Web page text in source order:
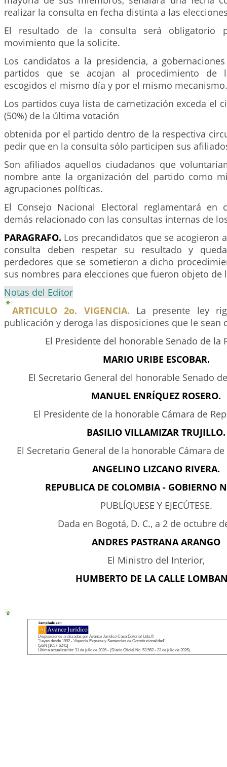
realizar la consulta en fecha distinta a las
El resultado de la consulta será obligatorio
movimiento que la solicite.
Los candidatos a la presidencia, a
partidos que se acojan al procedimiento de
escogidos el mismo día y por el mismo mecanismo.
Los partidos cuya lista de carnetización exceda el
(50%) de la última votación
obtenida por el partido dentro de la respectiva
pedir que en la consulta sólo participen sus
Son afiliados aquellos ciudadanos que
nombre ante la organización del partido como
agrupaciones políticas.
El Consejo Nacional Electoral reglamentará en
demás relacionado con las consultas internas de
PARAGRAFO. Los precandidatos que se acogieron
consulta deben respetar su resultado y
perdedores que se sometieron a dicho
sus nombres para elecciones que fueron objeto de
Notas del Editor
ARTICULO 2o. VIGENCIA. La presente ley
publicación y deroga las disposiciones que le sean
El Presidente del honorable Senado de la
MARIO URIBE ESCOBAR.
El Secretario General del honorable Senado
MANUEL ENRÍQUEZ ROSERO.
El Presidente de la honorable Cámara de
BASILIO VILLAMIZAR TRUJILLO.
El Secretario General de la honorable Cámara
ANGELINO LIZCANO RIVERA.
REPUBLICA DE COLOMBIA - GOBIERNO
PUBLÍQUESE Y EJECÚTESE.
Dada en Bogotá, D. C., a 2 de octubre
ANDRES PASTRANA ARANGO
El Ministro del Interior,
HUMBERTO DE LA CALLE
Disposiciones analizadas por Avance Jurídico Casa Editorial Ltda.©
"Leyes desde 1992 - Vigencia Expresa y Sentencias de Constitucionalidad"
ISSN [1657-6241]
Última actualización: 31 de julio de 2026 - (Diario Oficial No. 53.562 - 23 de julio de 2026)